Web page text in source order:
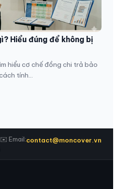
Hiểu đúng để không bị
hiểu cơ chế đồng chi trả bảo
tính...
✉️ Email:contact@moncover.vn